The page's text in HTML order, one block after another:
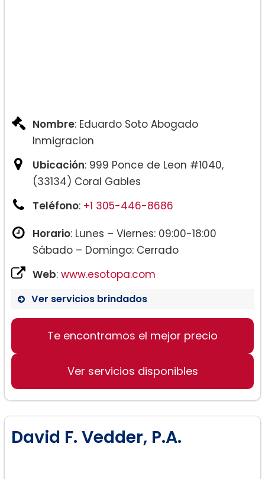
Nombre: Eduardo Soto Abogado
Inmigracion
Ubicación: 999 Ponce de Leon #1040,
(33134) Coral Gables
Teléfono: +1 305-446-8686
Horario: Lunes – Viernes: 09:00-18:00
Sábado – Domingo: Cerrado
Web: www.esotopa.com
Ver servicios brindados
Te encontramos el mejor precio
Ver servicios disponibles
David F. Vedder, P.A.